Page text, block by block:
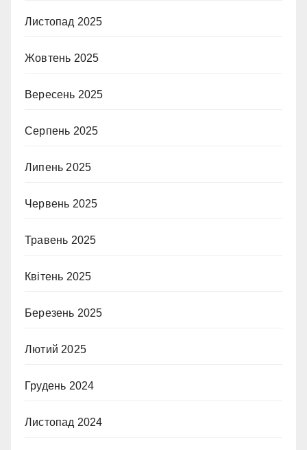
Листопад 2025
Жовтень 2025
Вересень 2025
Серпень 2025
Липень 2025
Червень 2025
Травень 2025
Квітень 2025
Березень 2025
Лютий 2025
Грудень 2024
Листопад 2024